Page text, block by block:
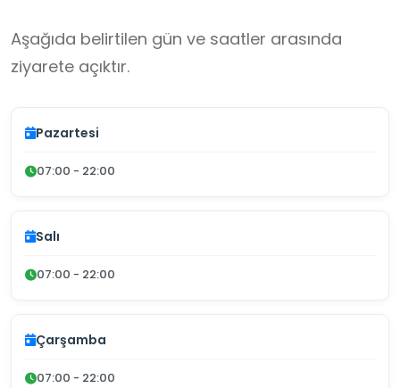
Aşağıda belirtilen gün ve saatler arasında
ziyarete açıktır.
Pazartesi
07:00 - 22:00
Salı
07:00 - 22:00
Çarşamba
07:00 - 22:00